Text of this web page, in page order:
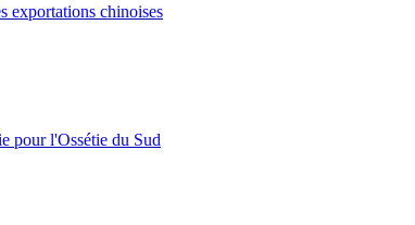
exportations chinoises
pour l'Ossétie du Sud